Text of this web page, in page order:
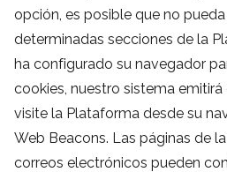
opción, es posible que no
determinadas secciones de la
ha configurado su navegador
cookies, nuestro sistema
visite la Plataforma desde su
Web Beacons. Las páginas de
correos electrónicos pueden